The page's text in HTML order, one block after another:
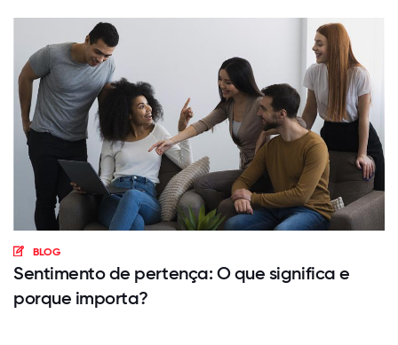
BLOG
Sentimento de pertença: O que significa e
porque importa?